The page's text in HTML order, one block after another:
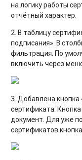
на логику работы
отчётный характер.
2. В таблицу
подписания». В
фильтрация. По
включить через
3. Добавлена кнопка
сертификата.
документ. Для уже
сертификатов